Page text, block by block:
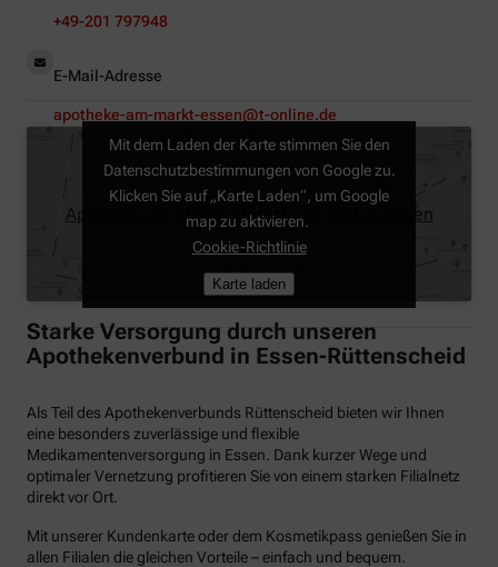
+49-201 797948
E-Mail-Adresse
apotheke-am-markt-essen@t-online.de
Apotheke am Markt, Klarastr. 14, 45130 Essen
Mit dem Laden der Karte stimmen Sie den
Datenschutzbestimmungen von Google zu.
Klicken Sie auf „Karte Laden“, um Google
map zu aktivieren.
Cookie-Richtlinie
Karte laden
Starke Versorgung durch unseren
Apothekenverbund in Essen-Rüttenscheid
Als Teil des Apothekenverbunds Rüttenscheid bieten wir Ihnen
eine besonders zuverlässige und flexible
Medikamentenversorgung in Essen. Dank kurzer Wege und
optimaler Vernetzung profitieren Sie von einem starken Filialnetz
direkt vor Ort.
Mit unserer Kundenkarte oder dem Kosmetikpass genießen Sie in
allen Filialen die gleichen Vorteile – einfach und bequem.